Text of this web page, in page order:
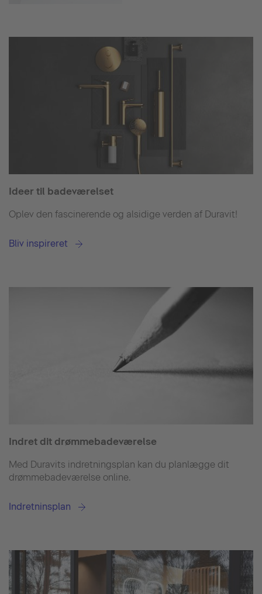
Ideer til badeværelset
Oplev den fascinerende og alsidige verden af Duravit!
Bliv inspireret
Indret dit drømmebadeværelse
Med Duravits indretningsplan kan du planlægge dit
drømmebadeværelse online.
Indretninsplan